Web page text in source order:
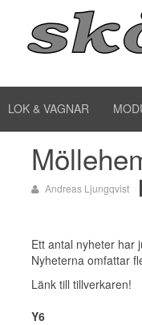
LOK & VAGNAR
Andreas Ljungqvist
Ett antal nyheter har
Nyheterna omfattar
Länk till tillverkaren!
Y6